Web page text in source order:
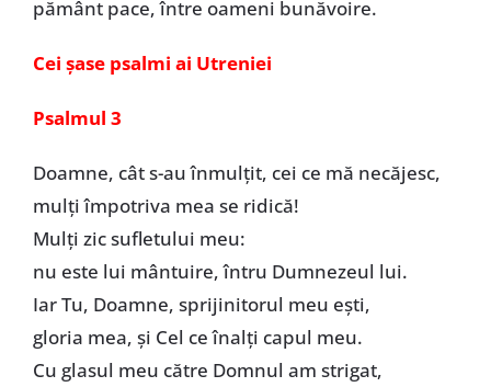
pământ pace, între oameni bunăvoire.
Cei șase psalmi ai Utreniei
Psalmul 3
Doamne, cât s-au înmulțit, cei ce mă necăjesc,
mulți împotriva mea se ridică!
Mulți zic sufletului meu:
nu este lui mântuire, întru Dumnezeul lui.
Iar Tu, Doamne, sprijinitorul meu ești,
gloria mea, și Cel ce înalți capul meu.
Cu glasul meu către Domnul am strigat,